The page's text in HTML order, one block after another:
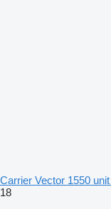
Carrier Vector 1550
18